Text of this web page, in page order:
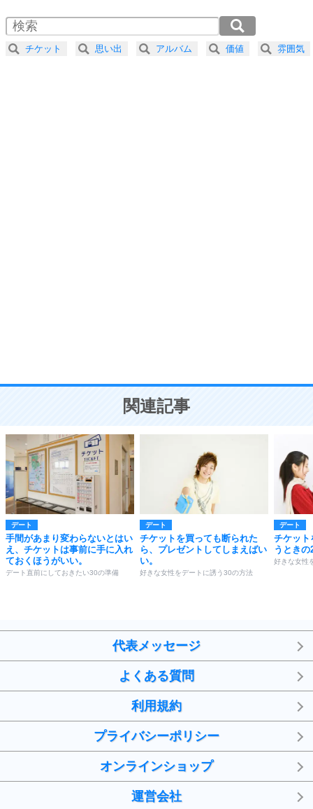
4 器の大きい人は、怒りを優しさで表現する。
ことが大切。
2.0倍速 （454KB 1分56秒）
2.5倍速 （364KB 1分32秒）
3.0倍速 （303KB 1分17秒）
チケット 思い出 アルバム 価値 雰囲気
関連記事
デート
手間があまり変わらないとはい
え、チケットは事前に手に入れ
ておくほうがいい。
デート直前にしておきたい30の準備
デート
チケットを買っても断られた
ら、プレゼントしてしまえばい
い。
好きな女性をデートに誘う30の方法
デート
チケット
うとき
好きな女性
代表メッセージ
よくある質問
利用規約
プライバシーポリシー
オンラインショップ
運営会社